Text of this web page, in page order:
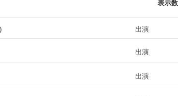
表示数
出演
出演
出演